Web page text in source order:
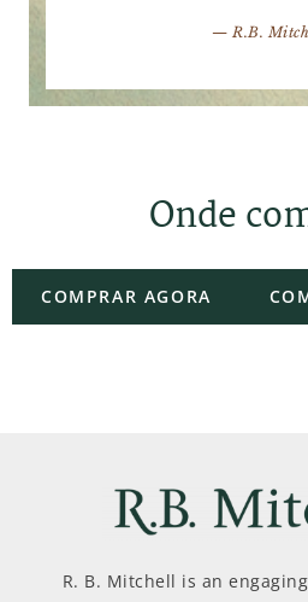
— R.B.
Onde
COMPRAR AGORA
R. B. Mitchell is an